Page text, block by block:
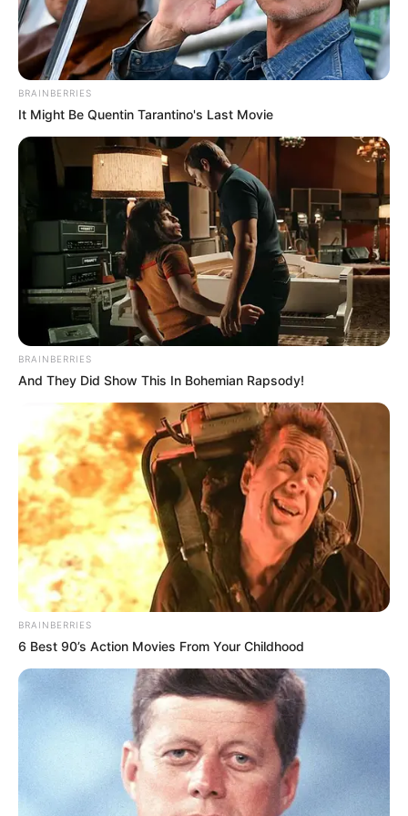
Naomi Paulinda
BRAINBERRIES
It Might Be Quentin Tarantino's Last Movie
BRAINBERRIES
And They Did Show This In Bohemian Rapsody!
BRAINBERRIES
6 Best 90’s Action Movies From Your Childhood